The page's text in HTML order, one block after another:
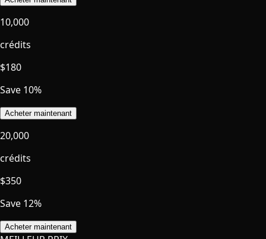
10,000
crédits
$180
Save 10%
Acheter maintenant
20,000
crédits
$350
Save 12%
Acheter maintenant